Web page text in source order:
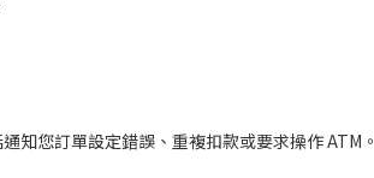
知您訂單設定錯誤、重複扣款或要求操作 ATM。